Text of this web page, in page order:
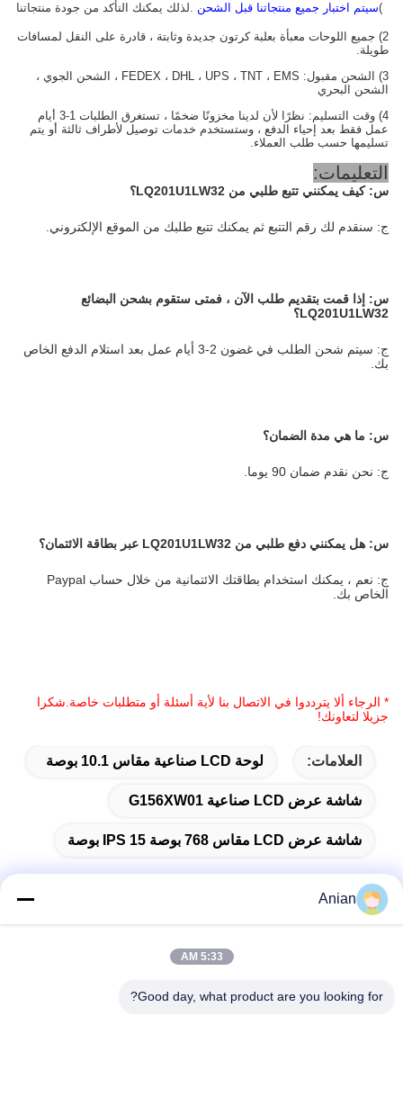
سيتم اختبار جميع منتجاتنا قبل الشحن .لذلك يمكنك التأكد من جودة منتجاتنا
2) جميع اللوحات معبأة بعلبة كرتون جديدة وثابتة ، قادرة على النقل لمسافات
طويلة.
3) الشحن مقبول: FEDEX ، DHL ، UPS ، TNT ، EMS ، الشحن الجوي ،
الشحن البحري
4) وقت التسليم: نظرًا لأن لدينا مخزونًا ضخمًا ، تستغرق الطلبات 1-3 أيام
عمل فقط بعد إحياء الدفع ، وستستخدم خدمات توصيل لأطراف ثالثة أو يتم
تسليمها حسب طلب العملاء.
التعليمات:
س: كيف يمكنني تتبع طلبي من LQ201U1LW32؟
ج: سنقدم لك رقم التتبع ثم يمكنك تتبع طلبك من الموقع الإلكتروني.
س: إذا قمت بتقديم طلب الآن ، فمتى ستقوم بشحن البضائع
LQ201U1LW32؟
ج: سيتم شحن الطلب في غضون 2-3 أيام عمل بعد استلام الدفع الخاص
بك.
س: ما هي مدة الضمان؟
ج: نحن نقدم ضمان 90 يوما.
س: هل يمكنني دفع طلبي من LQ201U1LW32 عبر بطاقة الائتمان؟
ج: نعم ، يمكنك استخدام بطاقتك الائتمانية من خلال حساب Paypal
الخاص بك.
* الرجاء ألا يترددوا في الاتصال بنا لأية أسئلة أو متطلبات خاصة.شكرا
جزيلا لتعاونك!
العلامات: لوحة LCD صناعية مقاس 10.1 بوصة
شاشة عرض LCD صناعية G156XW01
شاشة عرض LCD مقاس 768 بوصة IPS 15 بوصة
العنوان
Anian
5:33 AM
Good day, what product are you looking for?